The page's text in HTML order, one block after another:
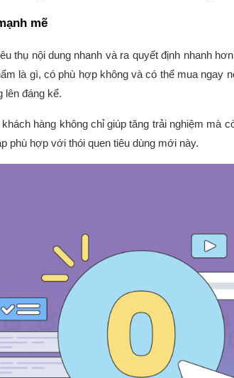
mẽ
thụ nội dung nhanh và ra quyết định nhanh
là gì, có phù hợp không và có thể mua ngay
lên đáng kể.
hàng không chỉ giúp tăng trải nghiệm mà
phù hợp với thói quen tiêu dùng mới này.